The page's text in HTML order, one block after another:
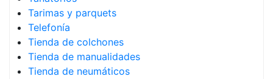
Tarimas y parquets
Telefonía
Tienda de colchones
Tienda de manualidades
Tienda de neumáticos